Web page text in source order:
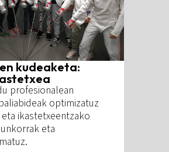
kudeaketa:
profesionalean
optimizatuz
ikastetxeentzako
eta